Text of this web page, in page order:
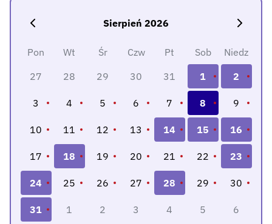
Sierpień 2026
Pon Wt Śr Czw Pt Sob
Niedz
27
28 29 30 31 1 2
3 4 5 6 7 8 9
10 11 12 13 14 15 16
17 18 19 20 21 22 23
24 25 26 27 28 29 30
31 1 2 3 4 5 6